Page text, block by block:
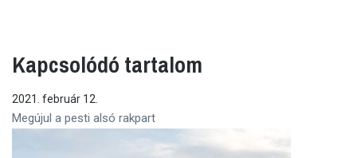
Kapcsolódó tartalom
2021. február 12.
Megújul a pesti alsó rakpart